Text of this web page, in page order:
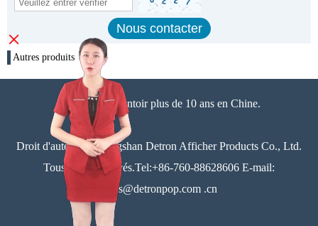
Autres produits
Focus sur présentoir plus de 10 ans en Chine.
Droit d'auteur © Zhongshan Detron Afficher Products Co., Ltd.
Tous droits réservés.Tel:+86-760-88628606 E-mail:
sales@detronpop.com .cn
×